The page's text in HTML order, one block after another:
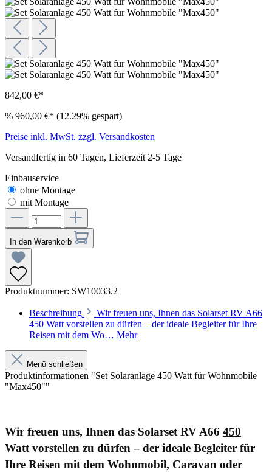
842,00 €*
% 960,00 €* (12.29% gespart)
Preise inkl. MwSt. zzgl. Versandkosten
Versandfertig in 60 Tagen, Lieferzeit 2-5 Tage
Einbauservice
ohne Montage
mit Montage
In den Warenkorb
Produktnummer: SW10033.2
Beschreibung
Wir freuen uns, Ihnen das Solarset RV A66
450 Watt vorstellen zu dürfen – der ideale Begleiter für Ihre
Reisen mit dem Wo… Mehr
Menü schließen
Produktinformationen "Set Solaranlage 450 Watt für Wohnmobile
"Max450""
Wir freuen uns, Ihnen das Solarset RV A66 450
Watt vorstellen zu dürfen – der ideale Begleiter für
Ihre Reisen mit dem Wohnmobil, Caravan oder